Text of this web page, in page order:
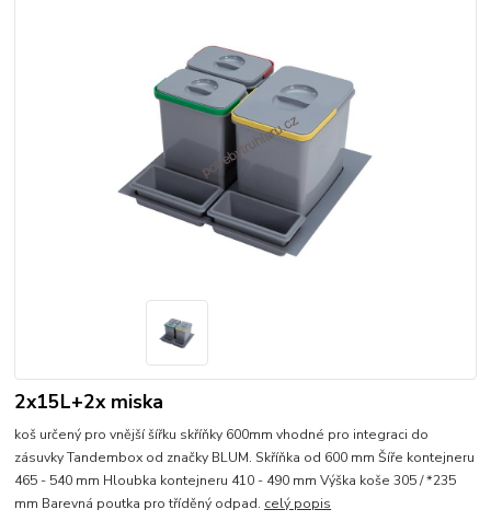
2x15L+2x miska
koš určený pro vnější šířku skříňky 600mm vhodné pro integraci do
zásuvky Tandembox od značky BLUM. Skříňka od 600 mm Šíře kontejneru
465 - 540 mm Hloubka kontejneru 410 - 490 mm Výška koše 305 / *235
mm Barevná poutka pro tříděný odpad. celý popis